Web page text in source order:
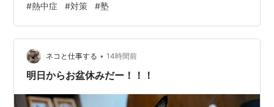
猛暑
塾では熱中症のための経口補水液っていうんですかね、
ああいうドリンクを常備しています。あと氷。 塾の中で
熱中症になるパターンは基本的にないと思います。生徒
が入ってくる時間帯にはきちんとクーラーをきかせて部
屋を冷ましておきますので。むしろ職員が朝イチで来て
#熱中症 #対策 #塾
ネコと仕事する • 14時間前
明日からお盆休みだー！！！